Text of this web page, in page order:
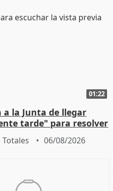
01:22
a la Junta de llegar
tarde" para resolver
Newcastle
06/08/2026